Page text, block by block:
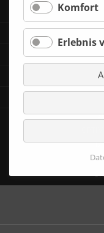
Komfort
Erlebnis